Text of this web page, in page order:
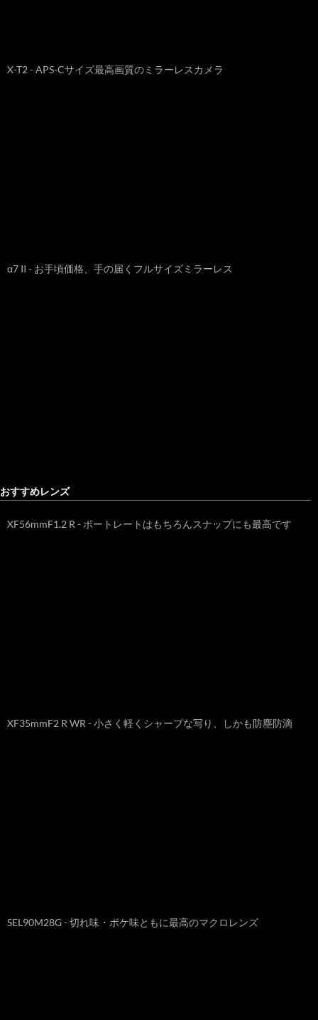
X-T2 - APS-Cサイズ最高画質のミラーレスカメラ
α7 II - お手頃価格、手の届くフルサイズミラーレス
おすすめレンズ
XF56mmF1.2 R - ポートレートはもちろんスナップにも最高です
XF35mmF2 R WR - 小さく軽くシャープな写り、しかも防塵防滴
SEL90M28G - 切れ味・ボケ味ともに最高のマクロレンズ